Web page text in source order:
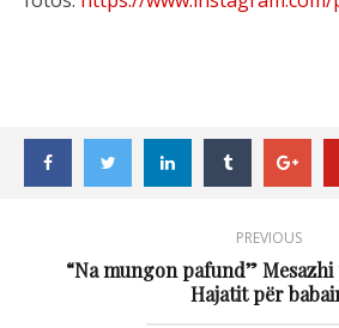
PREVIOUS
“Na mungon pafund” Mesazhi
Hajatit për